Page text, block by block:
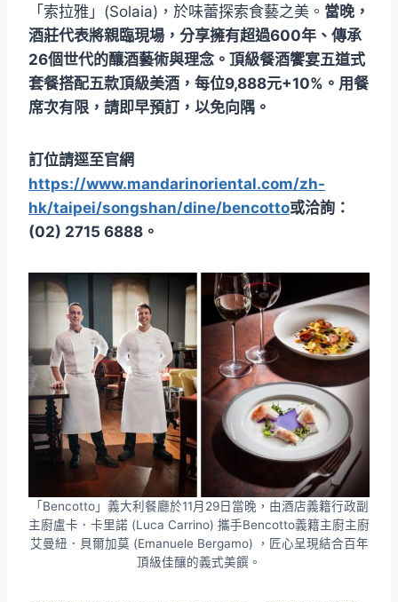
「索拉雅」(Solaia)，於味蕾探索食藝之美。 當晚，
酒莊代表將親臨現場，分享擁有超過600年、傳承
26個世代的釀酒藝術與理念。頂級餐酒饗宴五道式
套餐搭配五款頂級美酒，每位9,888元+10%。用餐
席次有限，請即早預訂，以免向隅。
訂位請逕至官網
https://www.mandarinoriental.com/zh-
hk/taipei/songshan/dine/bencotto或洽詢：
(02) 2715 6888。
「Bencotto」義大利餐廳於11月29日當晚，由酒店義籍行政副
主廚盧卡．卡里諾 (Luca Carrino) 攜手Bencotto義籍主廚主廚
艾曼紐．貝爾加莫 (Emanuele Bergamo) ，匠心呈現結合百年
頂級佳釀的義式美饌。